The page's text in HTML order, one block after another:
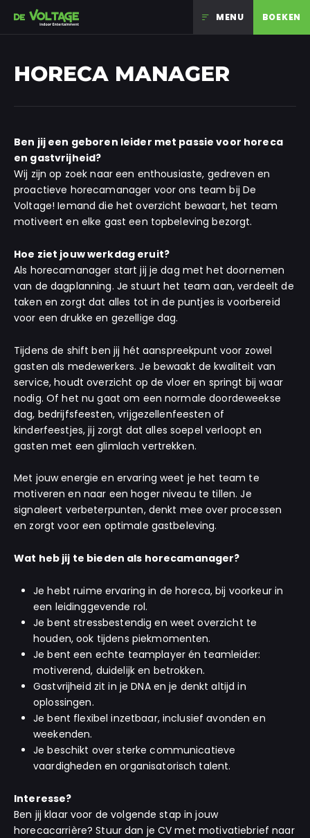
MENU BOEKEN
HORECA MANAGER
Ben jij een geboren leider met passie voor horeca
en gastvrijheid?
Wij zijn op zoek naar een enthousiaste, gedreven en
proactieve horecamanager voor ons team bij De
Voltage! Iemand die het overzicht bewaart, het team
motiveert en elke gast een topbeleving bezorgt.
Hoe ziet jouw werkdag eruit?
Als horecamanager start jij je dag met het doornemen
van de dagplanning. Je stuurt het team aan, verdeelt de
taken en zorgt dat alles tot in de puntjes is voorbereid
voor een drukke en gezellige dag.
Tijdens de shift ben jij hét aanspreekpunt voor zowel
gasten als medewerkers. Je bewaakt de kwaliteit van
service, houdt overzicht op de vloer en springt bij waar
nodig. Of het nu gaat om een normale doordeweekse
dag, bedrijfsfeesten, vrijgezellenfeesten of
kinderfeestjes, jij zorgt dat alles soepel verloopt en
gasten met een glimlach vertrekken.
Met jouw energie en ervaring weet je het team te
motiveren en naar een hoger niveau te tillen. Je
signaleert verbeterpunten, denkt mee over processen
en zorgt voor een optimale gastbeleving.
Wat heb jij te bieden als horecamanager?
Je hebt ruime ervaring in de horeca, bij voorkeur in
een leidinggevende rol.
Je bent stressbestendig en weet overzicht te
houden, ook tijdens piekmomenten.
Je bent een echte teamplayer én teamleider:
motiverend, duidelijk en betrokken.
Gastvrijheid zit in je DNA en je denkt altijd in
oplossingen.
Je bent flexibel inzetbaar, inclusief avonden en
weekenden.
Je beschikt over sterke communicatieve
vaardigheden en organisatorisch talent.
Interesse?
Ben jij klaar voor de volgende stap in jouw
horecacarrière? Stuur dan je CV met motivatiebrief naar